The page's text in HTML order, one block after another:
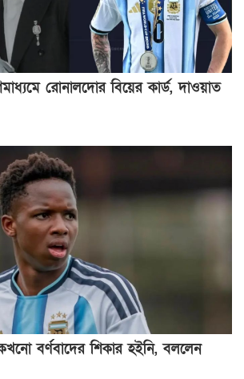
রোনালদোর বিয়ের কার্ড, দাওয়াত
বর্ণবাদের শিকার হইনি, বললেন